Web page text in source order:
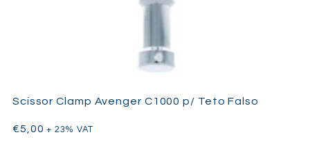
Scissor Clamp Avenger C1000 p/ Teto Falso
€5,00 + 23% VAT